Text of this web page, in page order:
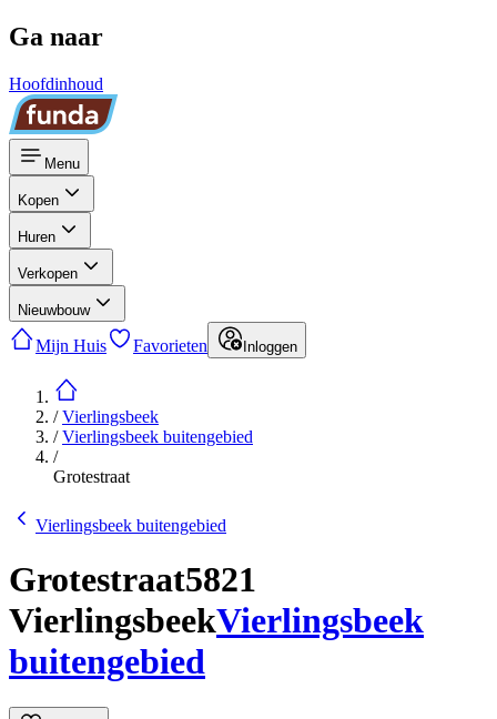
Ga naar
Hoofdinhoud
Menu
Kopen
Huren
Verkopen
Nieuwbouw
Mijn Huis Favorieten Inloggen
/Vierlingsbeek
/Vierlingsbeek buitengebied
/
Grotestraat
Vierlingsbeek buitengebied
Grotestraat5821
VierlingsbeekVierlingsbeek
buitengebied